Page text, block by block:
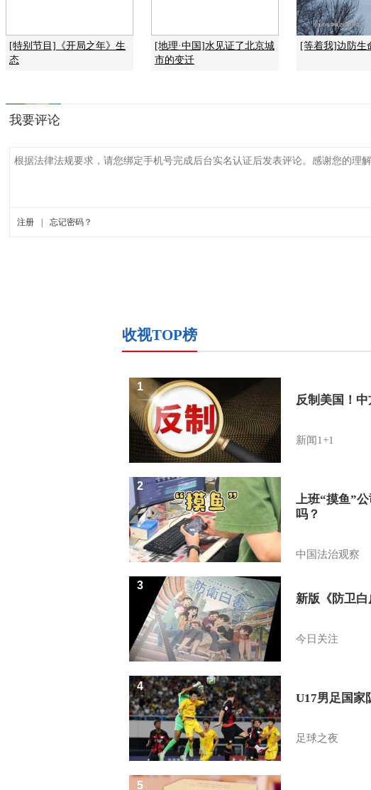
[特别节目]《开局之年》生
态
[地理·中国]水见证了北京城
市的变迁
[等着我]边防生
收视TOP榜
反制美国！
新闻1+1
1
上班“摸鱼”
吗？
中国法治观察
2
新版《防卫
今日关注
3
U17男足国家
足球之夜
4
5